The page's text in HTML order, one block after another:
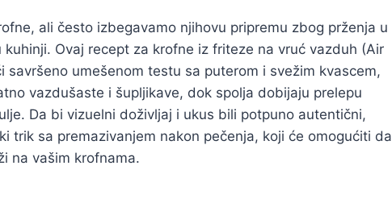
ali često izbegavamo njihovu pripremu zbog prženja u
Ovaj recept za krofne iz friteze na vruć vazduh (Air
savršeno umešenom testu sa puterom i svežim kvascem,
vazdušaste i šupljikave, dok spolja dobijaju prelepu
Da bi vizuelni doživljaj i ukus bili potpuno autentični,
trik sa premazivanjem nakon pečenja, koji će omogućiti da
na vašim krofnama.